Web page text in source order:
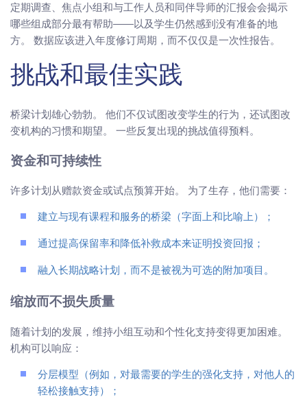
定期调查、焦点小组和与工作人员和同伴导师的汇报会会揭示
哪些组成部分最有帮助——以及学生仍然感到没有准备的地
方。 数据应该进入年度修订周期，而不仅仅是一次性报告。
挑战和最佳实践
桥梁计划雄心勃勃。 他们不仅试图改变学生的行为，还试图改
变机构的习惯和期望。 一些反复出现的挑战值得预料。
资金和可持续性
许多计划从赠款资金或试点预算开始。 为了生存，他们需要：
建立与现有课程和服务的桥梁（字面上和比喻上）；
通过提高保留率和降低补救成本来证明投资回报；
融入长期战略计划，而不是被视为可选的附加项目。
缩放而不损失质量
随着计划的发展，维持小组互动和个性化支持变得更加困难。
机构可以响应：
分层模型（例如，对最需要的学生的强化支持，对他人的
轻松接触支持）；